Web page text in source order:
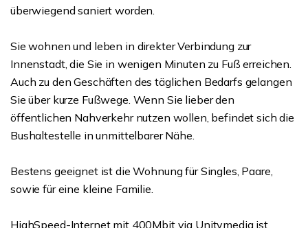
überwiegend saniert worden.
Sie wohnen und leben in direkter Verbindung zur
Innenstadt, die Sie in wenigen Minuten zu Fuß erreichen.
Auch zu den Geschäften des täglichen Bedarfs gelangen
Sie über kurze Fußwege. Wenn Sie lieber den
öffentlichen Nahverkehr nutzen wollen, befindet sich die
Bushaltestelle in unmittelbarer Nähe.
Bestens geeignet ist die Wohnung für Singles, Paare,
sowie für eine kleine Familie.
HighSpeed-Internet mit 400Mbit via Unitymedia ist